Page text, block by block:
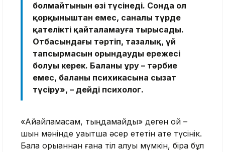
болмайтынын өзі түсінеді. Сонда ол
қорқыныштан емес, саналы түрде
қателікті қайталамауға тырысады.
Отбасындағы тәртіп, тазалық, үй
тапсырмасын орындаудың ережесі
болуы керек. Баланы ұру – тәрбие
емес, баланың психикасына сызат
түсіру», – дейді психолог.
«Айқайламасам, тыңдамайды» деген ой –
шын мәнінде уақытша әсер ететін қате түсінік.
Бала қорыққаннан ғана тіл алуы мүмкін, бірақ бұл